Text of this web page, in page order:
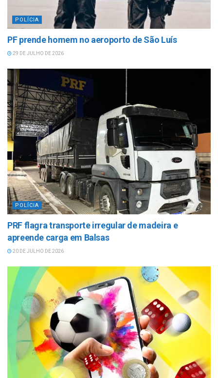
POLÍCIA
PF prende homem no aeroporto de São Luís
29 DE JULHO DE 2026
POLÍCIA
PRF flagra transporte irregular de madeira e
apreende carga em Balsas
20 DE JULHO DE 2026